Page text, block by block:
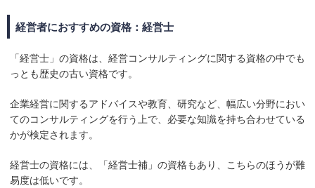
経営者におすすめの資格：経営士
「経営士」の資格は、経営コンサルティングに関する資格の中でも
っとも歴史の古い資格です。
企業経営に関するアドバイスや教育、研究など、幅広い分野におい
てのコンサルティングを行う上で、必要な知識を持ち合わせている
かが検定されます。
経営士の資格には、「経営士補」の資格もあり、こちらのほうが難
易度は低いです。